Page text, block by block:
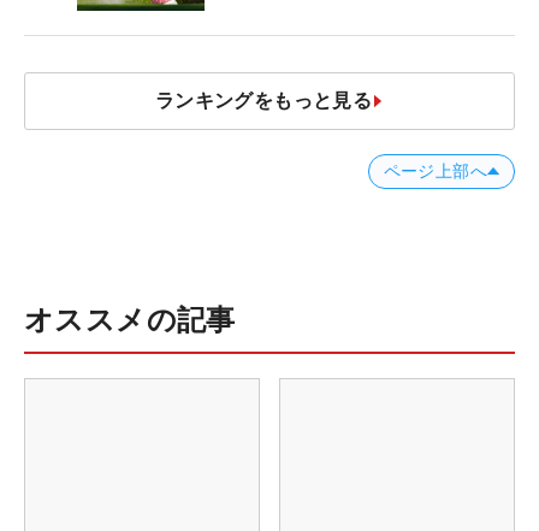
ランキングをもっと見る
ページ上部へ
オススメの記事